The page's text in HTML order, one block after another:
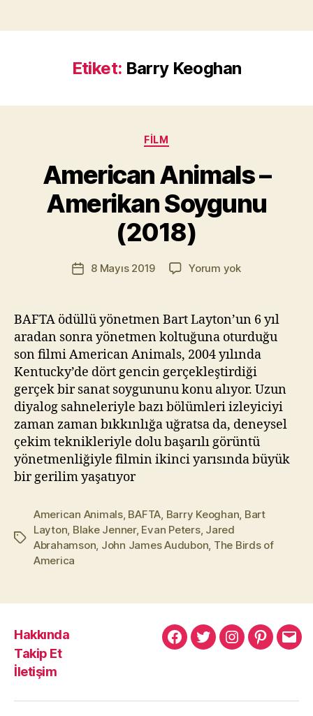
Etiket: Barry Keoghan
Kategoriler
FILM
American Animals –
Amerikan Soygunu
(2018)
Yazının
yazarı
z
r
M
u
a
kı
m
a
z
Yazı8 Mayıs 2019 Yorum yokAmerican
Amerikan
Soygunu
(2018)
BAFTA ödüllü yönetmen Bart Layton’un 6 yıl
aradan sonra yönetmen koltuğuna oturduğu
son filmi American Animals, 2004 yılında
Kentucky’de dört gencin gerçekleştirdiği
gerçek bir sanat soygununu konu alıyor. Uzun
diyalog sahneleriyle bazı bölümleri izleyiciyi
zaman zaman bıkkınlığa uğratsa da, deneysel
çekim teknikleriyle dolu başarılı görüntü
yönetmenliğiyle filmin ikinci yarısında büyük
bir gerilim yaşatıyor
Etiketler
American Animals, BAFTA Barry Keoghan Bart
Layton Blake Jenner, Evan Peters, Jared
Abrahamson John James Audubon The Birds of
America
Hakkında
Takip Et
İletişim
MuratMuratMuratPinterest